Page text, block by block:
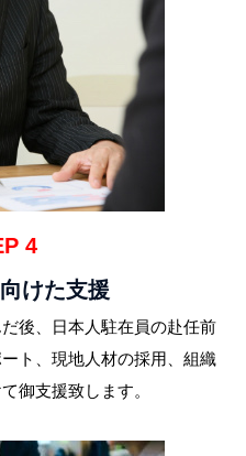
4
けた支援
後、日本人駐在員の赴任前
ト、現地人材の採用、組織
御支援致します。